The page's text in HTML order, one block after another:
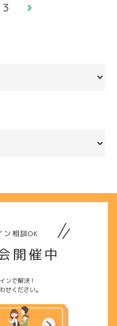
3
ン相談OK
開催中
ンで解決！
せください。